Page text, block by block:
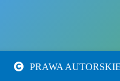
PRAWA AUTORSKIE